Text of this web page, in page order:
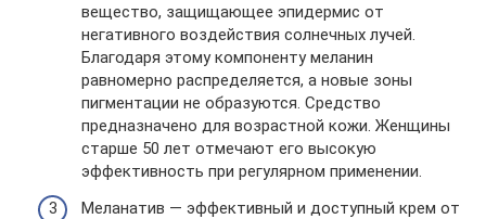
вещество, защищающее эпидермис от
негативного воздействия солнечных лучей.
Благодаря этому компоненту меланин
равномерно распределяется, а новые зоны
пигментации не образуются. Средство
предназначено для возрастной кожи. Женщины
старше 50 лет отмечают его высокую
эффективность при регулярном применении.
Меланатив — эффективный и доступный крем от